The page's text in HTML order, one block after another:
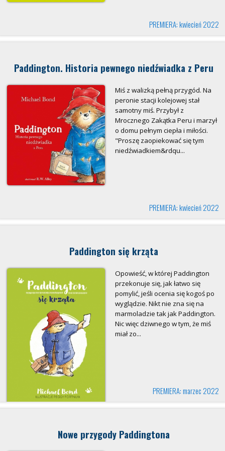
PREMIERA: kwiecień 2022
Paddington. Historia pewnego niedźwiadka z Peru
Miś z walizką pełną przygód. Na
peronie stacji kolejowej stał
samotny miś. Przybył z
Mrocznego Zakątka Peru i marzył
o domu pełnym ciepła i miłości.
"Proszę zaopiekować się tym
niedźwiadkiem&rdqu...
PREMIERA: kwiecień 2022
Paddington się krząta
Opowieść, w której Paddington
przekonuje się, jak łatwo się
pomylić, jeśli ocenia się kogoś po
wyglądzie. Nikt nie zna się na
marmoladzie tak jak Paddington.
Nic więc dziwnego w tym, że miś
miał zo...
PREMIERA: marzec 2022
Nowe przygody Paddingtona